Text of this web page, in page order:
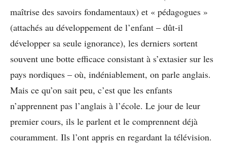
maîtrise des savoirs fondamentaux) et « pédagogues »
(attachés au développement de l’enfant – dût-il
développer sa seule ignorance), les derniers sortent
souvent une botte efficace consistant à s’extasier sur les
pays nordiques – où, indéniablement, on parle anglais.
Mais ce qu’on sait peu, c’est que les enfants
n’apprennent pas l’anglais à l’école. Le jour de leur
premier cours, ils le parlent et le comprennent déjà
couramment. Ils l’ont appris en regardant la télévision.